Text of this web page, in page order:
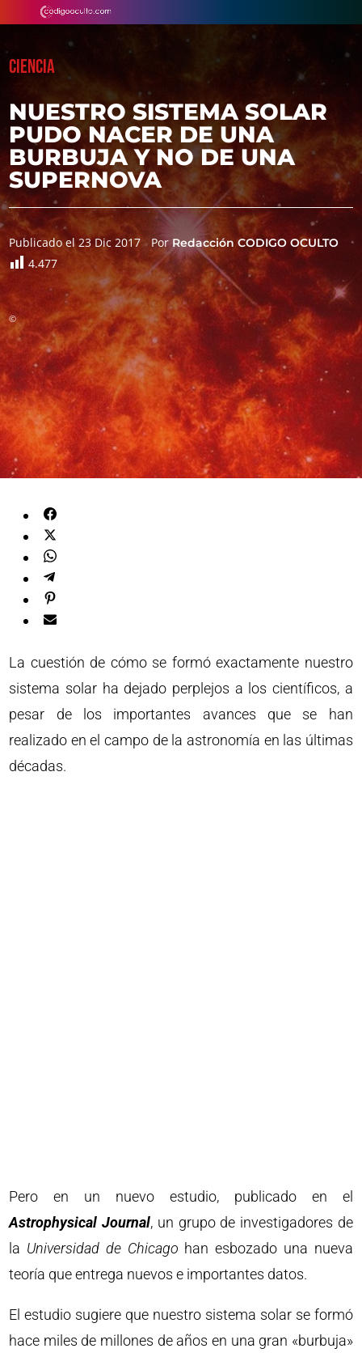
CIENCIA
NUESTRO SISTEMA SOLAR
PUDO NACER DE UNA
BURBUJA Y NO DE UNA
SUPERNOVA
Publicado el 23 Dic 2017 Por Redacción CODIGO OCULTO
4.477
©
La cuestión de cómo se formó exactamente nuestro
sistema solar ha dejado perplejos a los científicos, a
pesar de los importantes avances que se han
realizado en el campo de la astronomía en las últimas
décadas.
Pero en un nuevo estudio, publicado en el
Astrophysical Journal, un grupo de investigadores de
la Universidad de Chicago han esbozado una nueva
teoría que entrega nuevos e importantes datos.
El estudio sugiere que nuestro sistema solar se formó
hace miles de millones de años en una gran «burbuja»